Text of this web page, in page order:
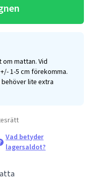
mattan. Vid
1-5 cm förekomma.
lite extra
Vad betyder
lagersaldot?